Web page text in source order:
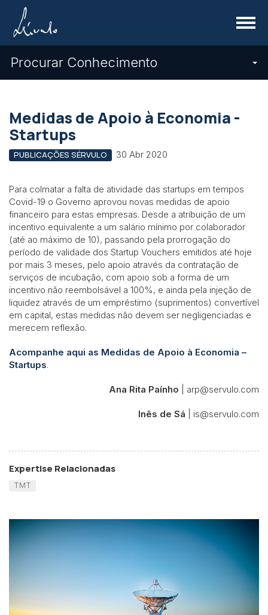
Menu
Procurar Conhecimento
Medidas de Apoio à Economia -
Startups
PUBLICAÇÕES SÉRVULO 30 Abr 2020
Para colmatar a falta de atividade das startups em tempos
Covid-19 o Governo aprovou novas medidas de apoio
financeiro para estas empresas. Desde a atribuição de um
incentivo equivalente a um salário mínimo por colaborador
(até ao máximo de 10), passando pela prorrogação do
período de validade dos Startup Vouchers emitidos até hoje
por mais 3 meses, pelo apoio através da contratação de
serviços de incubação, com apoio sob a forma de um
incentivo não reembolsável a 100%, e ainda pela injeção de
liquidez através de um empréstimo (suprimentos) convertível
em capital, estas medidas não devem ser negligenciadas e
merecem reflexão.
Acompanhe aqui as Medidas de Apoio à Economia –
Startups.
Ana Rita Paínho | arp@servulo.com
Inês de Sá | is@servulo.com
Expertise Relacionadas
TMT